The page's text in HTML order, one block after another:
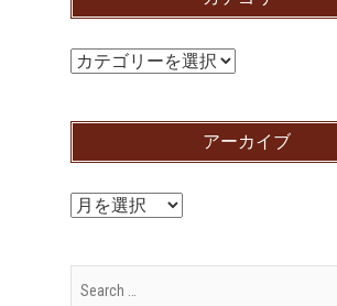
カ
ゴ
アーカイブ
ア
カ
イ